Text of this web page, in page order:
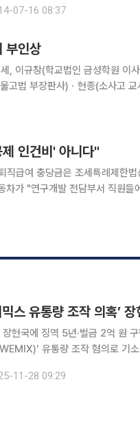
다. 그러나 여전히 운영부실이나
07-16 08:37
부인상
, 이규창(학교법인 금성학원 이
고법 부장판사)ㆍ현종(소사고
인건비' 아니다"
직급여 충당금은 조세특례제한
차가 "연구개발 전담부서 직원
믹스 유통량 조작 의혹’
현국에 징역 5년·벌금 2억 원 구형法
유통량 조작 혐의로 기
대표의 항소심 선고기일을 열고
11-28 09:29